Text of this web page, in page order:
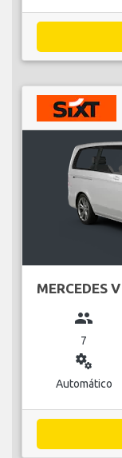
MERCEDES
group
7
miscellaneous_services
Automático